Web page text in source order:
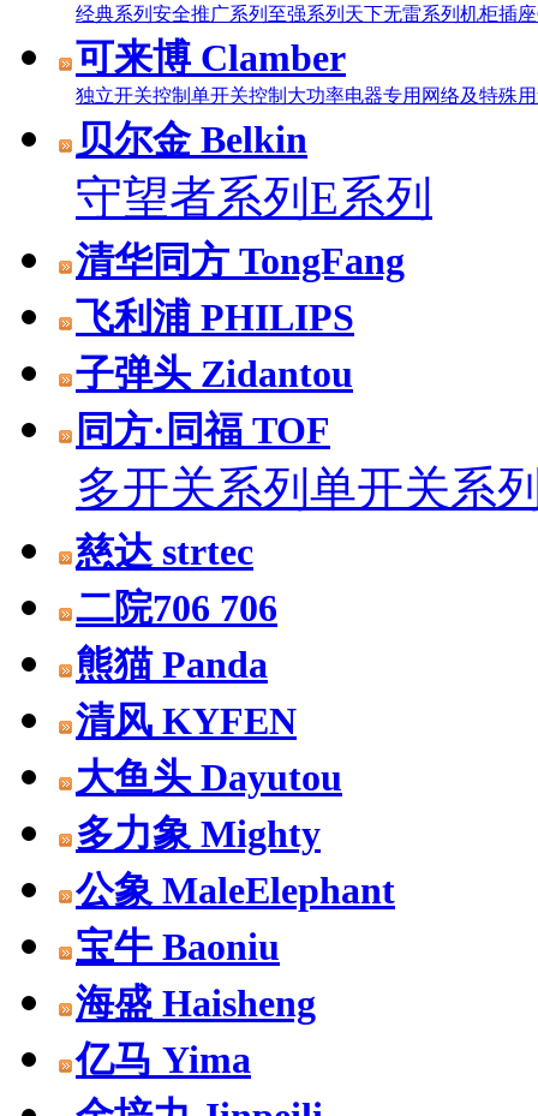
经典系列 安全推广系列 至强系列 天下无雷系列 机柜插
可来博 Clamber
独立开关控制 单开关控制 大功率电器专用 网络及特殊
贝尔金 Belkin
守望者系列 E系列
清华同方 TongFang
飞利浦 PHILIPS
子弹头 Zidantou
同方·同福 TOF
多开关系列 单开关系
慈达 strtec
二院706 706
熊猫 Panda
清风 KYFEN
大鱼头 Dayutou
多力象 Mighty
公象 MaleElephant
宝牛 Baoniu
海盛 Haisheng
亿马 Yima